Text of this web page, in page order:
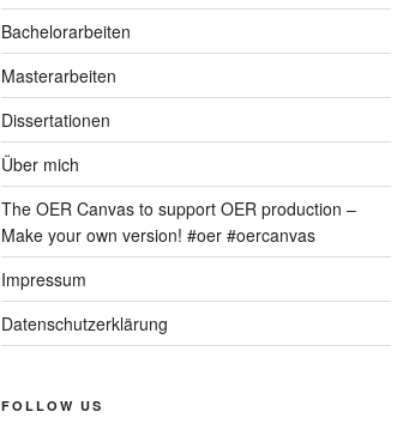
Bachelorarbeiten
Masterarbeiten
Dissertationen
Über mich
The OER Canvas to support OER production –
Make your own version! #oer #oercanvas
Impressum
Datenschutzerklärung
FOLLOW US